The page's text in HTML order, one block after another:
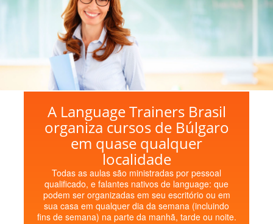
A Language Trainers Brasil
organiza cursos de Búlgaro
em quase qualquer
localidade
Todas as aulas são ministradas por pessoal
qualificado, e falantes nativos de language: que
podem ser organizadas em seu escritório ou em
sua casa em qualquer dia da semana (incluindo
fins de semana) na parte da manhã, tarde ou noite.